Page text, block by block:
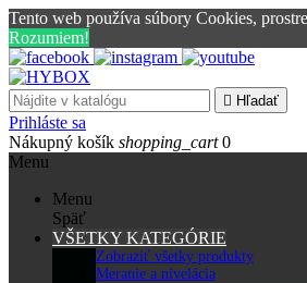
Tento web používa súbory Cookies,
Rozumiem!
 Hľadať
Prihláste sa
Nákupný košík shopping_cart 0
Menu
Menu
Späť
VŠETKY KATEGÓRIE
Zobraziť všetky produkty
Meranie a nivelácia